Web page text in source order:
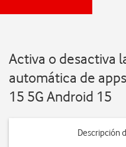
Activa o desactiva
automática de
15 5G Android 15
Descripción